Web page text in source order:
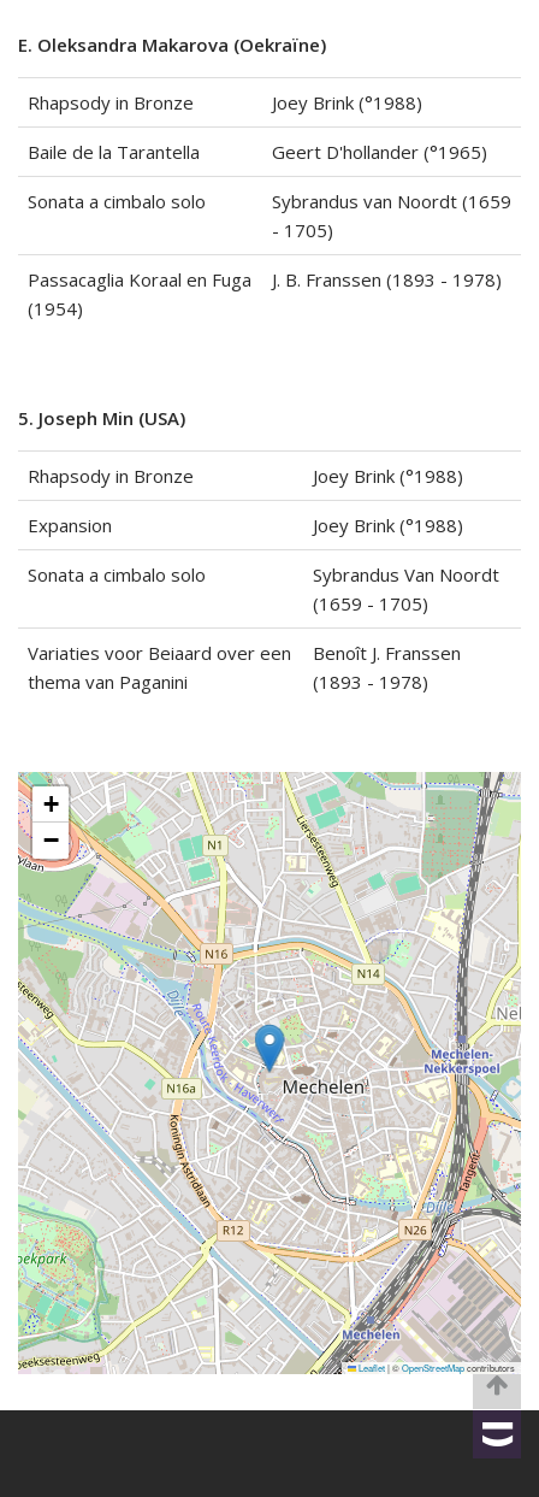
E. Oleksandra Makarova (Oekraïne)
Rhapsody in Bronze Joey Brink (°1988)
Baile de la Tarantella Geert D'hollander (°1965)
Sonata a cimbalo solo
Sybrandus van Noordt (1659
- 1705)
Passacaglia Koraal en Fuga
(1954)
J. B. Franssen (1893 - 1978)
5. Joseph Min (USA)
Rhapsody in Bronze Joey Brink (°1988)
Expansion Joey Brink (°1988)
Sonata a cimbalo solo
Sybrandus Van Noordt
(1659 - 1705)
Variaties voor Beiaard over een
thema van Paganini
Benoît J. Franssen
(1893 - 1978)
+
−
Leaflet|©OpenStreetMapcontributors